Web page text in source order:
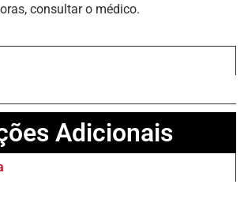
consultar o médico.
Adicionais